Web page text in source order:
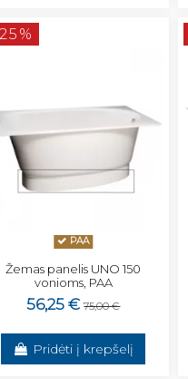
PAA
Žemas panelis UNO 150
vonioms, PAA
56,25 € 75,00 €
Pridėti į krepšelį